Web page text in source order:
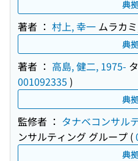
典
著者 ： 村上, 幸一 ムラカ
典
著者 ： 高島, 健二, 1975-
001092335 )
典
監修者 ： タナベコンサル
ンサルティング グループ (
典